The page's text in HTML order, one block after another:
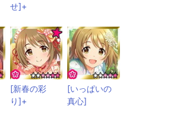
せ]+
[新春の彩
り]+
[いっぱいの
真心]